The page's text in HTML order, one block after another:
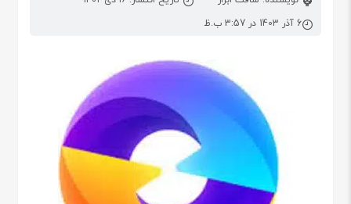
6 آذر 1403 در 3:57 ب.ظ